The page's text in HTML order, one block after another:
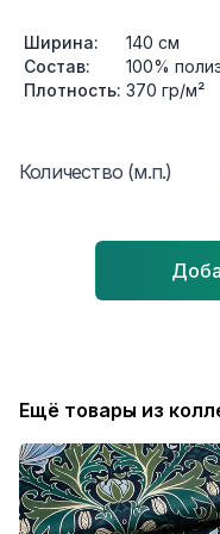
Ширина: 140 см
Состав:
100%
Плотность: 370 гр/м²
Количество (м.п.)
Ещё товары из